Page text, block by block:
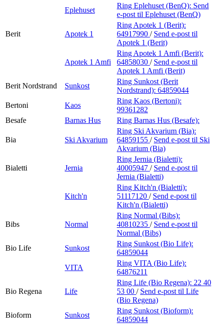
Eplehuset
Ring Eplehuset (BenQ): Send
e-post til Eplehuset (BenQ)
Berit Apotek 1
Ring Apotek 1 (Berit):
64917990 / Send e-post til
Apotek 1 (Berit)
Apotek 1 Amfi
Ring Apotek 1 Amfi (Berit):
64858030 / Send e-post til
Apotek 1 Amfi (Berit)
Berit Nordstrand
Sunkost
Ring Sunkost (Berit
Nordstrand): 64859044
Bertoni
Kaos
Ring Kaos (Bertoni):
99361282
Besafe
Barnas Hus Ring Barnas Hus (Besafe):
Bia Ski Akvarium
Ring Ski Akvarium (Bia):
64859155 / Send e-post til Ski
Akvarium (Bia)
Bialetti Jernia
Ring Jernia (Bialetti):
40005947 / Send e-post til
Jernia (Bialetti)
Kitch'n
Ring Kitch'n (Bialetti):
51117120 / Send e-post til
Kitch'n (Bialetti)
Bibs Normal
Ring Normal (Bibs):
40810235 / Send e-post til
Normal (Bibs)
Bio Life
Sunkost
Ring Sunkost (Bio Life):
64859044
VITA
Ring VITA (Bio Life):
64876211
Bio Regena Life
Ring Life (Bio Regena): 22 40
53 00 / Send e-post til Life
(Bio Regena)
Bioform
Sunkost
Ring Sunkost (Bioform):
64859044